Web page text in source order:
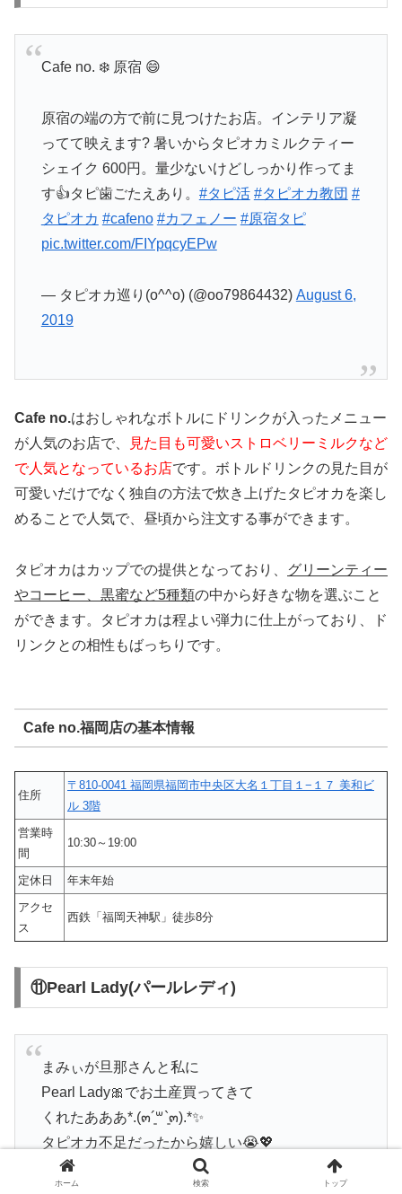
Cafe no. ❄️ 原宿 😄
原宿の端の方で前に見つけたお店。インテリア凝
ってて映えます? 暑いからタピオカミルクティー
シェイク 600円。量少ないけどしっかり作ってま
す👍タピ歯ごたえあり。 #タピ活 #タピオカ教団 #
タピオカ #cafeno #カフェノー #原宿タピ
pic.twitter.com/FIYpqcyEPw
— タピオカ巡り(o^^o) (@oo79864432) August 6,
2019
Cafe no.はおしゃれなボトルにドリンクが入ったメニュー
が人気のお店で、
見た目も可愛いストロベリーミルクなど
で人気となっているお店です。ボトルドリンクの見た目が
可愛いだけでなく独自の方法で炊き上げたタピオカを楽し
めることで人気で、昼頃から注文する事ができます。
タピオカはカップでの提供となっており、 グリーンティー
やコーヒー、黒蜜など5種類の中から好きな物を選ぶこと
ができます。タピオカは程よい弾力に仕上がっており、ド
リンクとの相性もばっちりです。
Cafe no.福岡店の基本情報
住所
〒810-0041 福岡県福岡市中央区大名１丁目１−１７ 美和ビ
ル 3階
営業時
間
10:30～19:00
定休日
年末年始
アクセ
ス
西鉄「福岡天神駅」徒歩8分
⑪Pearl Lady(パールレディ)
まみぃが旦那さんと私に
Pearl Lady🎀でお土産買ってきて
くれたあああ*.(๓´͈꒳`͈๓).*✨
タピオカ不足だったから嬉しい😭💖
旦那さんは早速飲んでる🐷笑
ホーム 検索 トップ